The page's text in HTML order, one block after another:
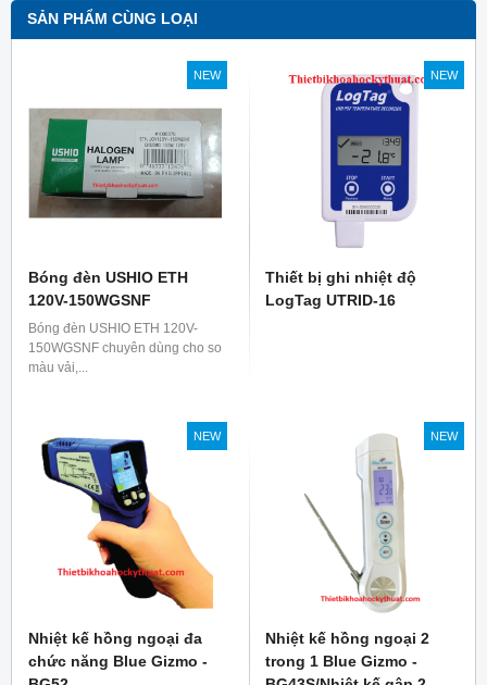
SẢN PHẨM CÙNG LOẠI
NEW
Bóng đèn USHIO ETH
120V-150WGSNF
Bóng đèn USHIO ETH 120V-
150WGSNF chuyên dùng cho so
màu vải,...
NEW
Thiết bị ghi nhiệt độ
LogTag UTRID-16
NEW
Nhiệt kế hồng ngoại đa
chức năng Blue Gizmo -
NEW
Nhiệt kế hồng ngoại 2
trong 1 Blue Gizmo -